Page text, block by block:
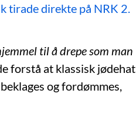
tirade direkte på NRK 2.
til å drepe som man
forstå at klassisk jødehat
og fordømmes,